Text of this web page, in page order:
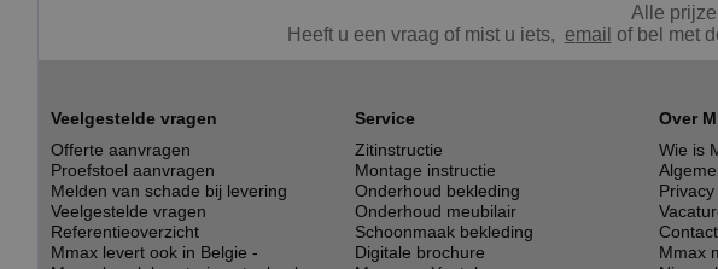
Alle
Heeft u een vraag of mist u iets, email of bel met
Veelgestelde vragen
Offerte aanvragen
Proefstoel aanvragen
Melden van schade bij levering
Veelgestelde vragen
Referentieoverzicht
Mmax levert ook in Belgie -
Service
Zitinstructie
Montage instructie
Onderhoud bekleding
Onderhoud meubilair
Schoonmaak bekleding
Digitale brochure
Over
Wie is
Privacy
Contact
Mmax